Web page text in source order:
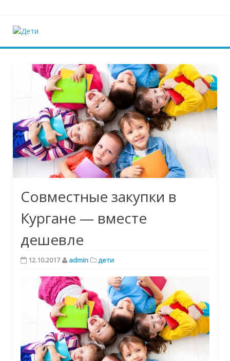
Дети
Совместные закупки в
Кургане — вместе
дешевле
12.10.2017 admin дети